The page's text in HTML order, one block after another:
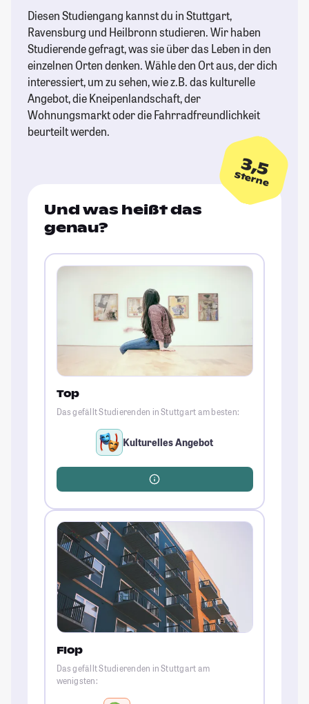
Diesen Studiengang kannst du in Stuttgart,
Ravensburg und Heilbronn studieren. Wir haben
Studierende gefragt, was sie über das Leben in den
einzelnen Orten denken. Wähle den Ort aus, der dich
interessiert, um zu sehen, wie z.B. das kulturelle
Angebot, die Kneipenlandschaft, der
Wohnungsmarkt oder die Fahrradfreundlichkeit
beurteilt werden.
3,5
Sterne
Und was heißt das
genau?
Top
Das gefällt Studierenden in Stuttgart am besten:
Kulturelles Angebot
Flop
Das gefällt Studierenden in Stuttgart am
wenigsten: